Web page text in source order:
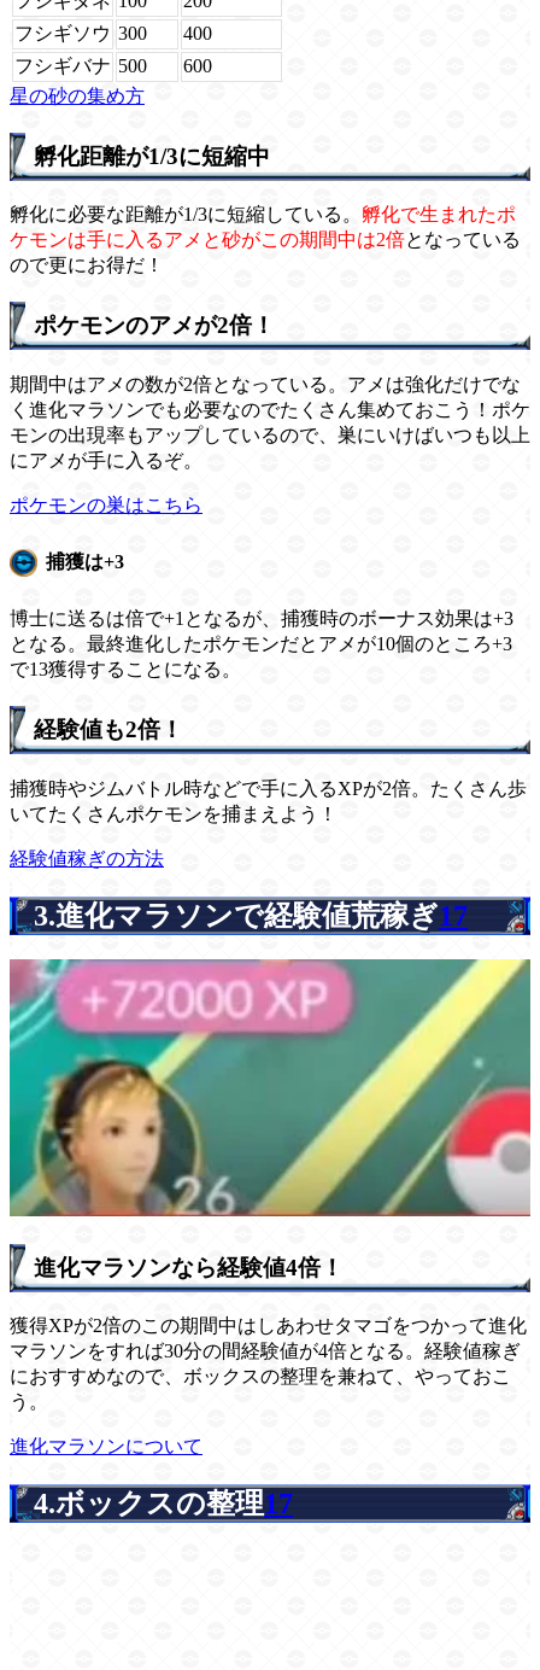
フシギソウ 300
400
フシギバナ 500
600
星の砂の集め方
孵化距離が1/3に短縮中
孵化に必要な距離が1/3に短縮している。 孵化で生まれたポ
ケモンは手に入るアメと砂がこの期間中は2倍となっている
ので更にお得だ！
ポケモンのアメが2倍！
期間中はアメの数が2倍となっている。アメは強化だけでな
く進化マラソンでも必要なのでたくさん集めておこう！ポケ
モンの出現率もアップしているので、巣にいけばいつも以上
にアメが手に入るぞ。
ポケモンの巣はこちら
捕獲は+3
博士に送るは倍で+1となるが、捕獲時のボーナス効果は+3
となる。最終進化したポケモンだとアメが10個のところ+3
で13獲得することになる。
経験値も2倍！
捕獲時やジムバトル時などで手に入るXPが2倍。たくさん歩
いてたくさんポケモンを捕まえよう！
経験値稼ぎの方法
3.進化マラソンで経験値荒稼ぎ17
進化マラソンなら経験値4倍！
獲得XPが2倍のこの期間中はしあわせタマゴをつかって進化
マラソンをすれば30分の間経験値が4倍となる。経験値稼ぎ
におすすめなので、ボックスの整理を兼ねて、やっておこ
う。
進化マラソンについて
4.ボックスの整理17